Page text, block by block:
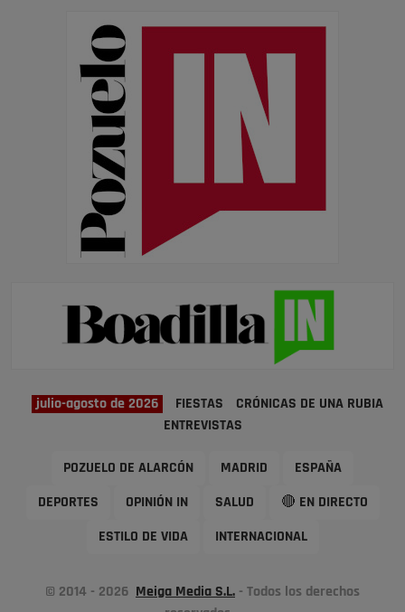
julio-agosto de 2026 FIESTAS
CRÓNICAS DE UNA RUBIA
ENTREVISTAS
POZUELO DE ALARCÓN MADRID ESPAÑA
DEPORTES OPINIÓN IN SALUD 🔴 EN DIRECTO
ESTILO DE VIDA INTERNACIONAL
© 2014 - 2026 Meiga Media S.L. - Todos los derechos